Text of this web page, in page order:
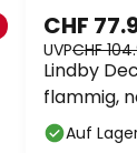
Lindby
flammig,
CHF
UVPCHF
Auf